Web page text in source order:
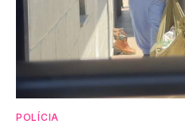
POLÍCIA